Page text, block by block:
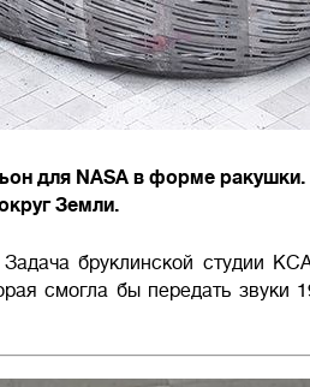
для NASA в форме ракушки.
Земли.
бруклинской студии
смогла бы передать звуки